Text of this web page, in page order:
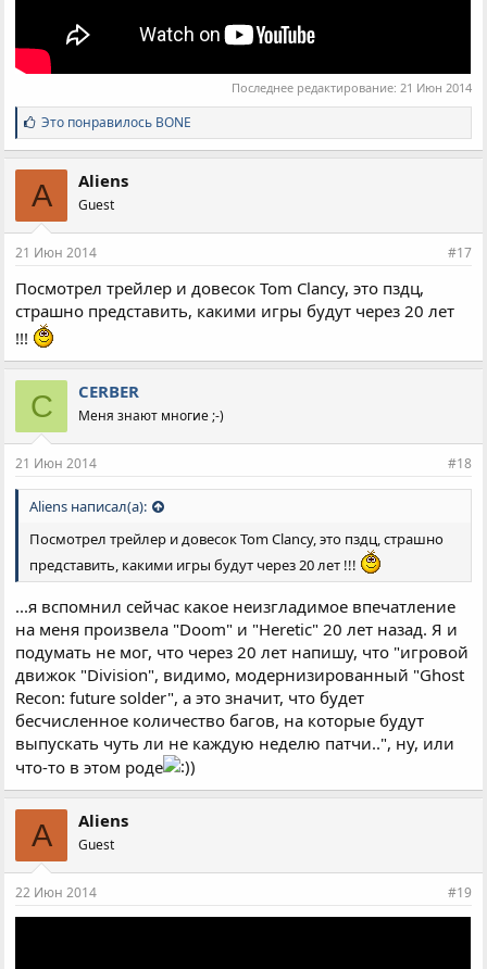
Последнее редактирование: 21 Июн 2014
С
и
м
п
а
т
и
:
Это понравилось BONE
A Aliens
Guest
21 Июн 2014 #17
Посмотрел трейлер и довесок Tom Clancy, это пздц,
страшно представить, какими игры будут через 20 лет
!!!
C CERBER
Меня знают многие ;-)
21 Июн 2014 #18
Aliens написал(а):
Посмотрел трейлер и довесок Tom Clancy, это пздц, страшно
представить, какими игры будут через 20 лет !!!
...я вспомнил сейчас какое неизгладимое впечатление
на меня произвела "Doom" и "Heretic" 20 лет назад. Я и
подумать не мог, что через 20 лет напишу, что "игровой
движок "Division", видимо, модернизированный "Ghost
Recon: future solder", а это значит, что будет
бесчисленное количество багов, на которые будут
выпускать чуть ли не каждую неделю патчи..", ну, или
что-то в этом роде
A Aliens
Guest
22 Июн 2014 #19